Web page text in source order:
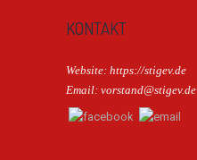
KONTAKT
Website: https://stigev.de
Email: vorstand@stigev.de